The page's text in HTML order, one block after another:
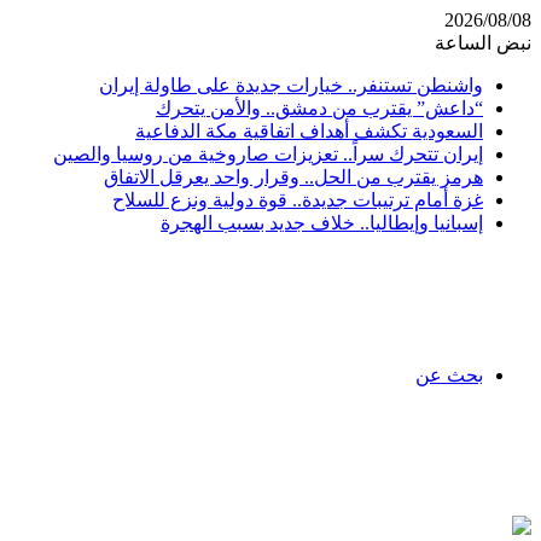
2026/08/08
نبض الساعة
واشنطن تستنفر.. خيارات جديدة على طاولة إيران
“داعش” يقترب من دمشق.. والأمن يتحرك
السعودية تكشف أهداف اتفاقية مكة الدفاعية
إيران تتحرك سراً.. تعزيزات صاروخية من روسيا والصين
هرمز يقترب من الحل.. وقرار واحد يعرقل الاتفاق
غزة أمام ترتيبات جديدة.. قوة دولية ونزع للسلاح
إسبانيا وإيطاليا.. خلاف جديد بسبب الهجرة
بحث عن